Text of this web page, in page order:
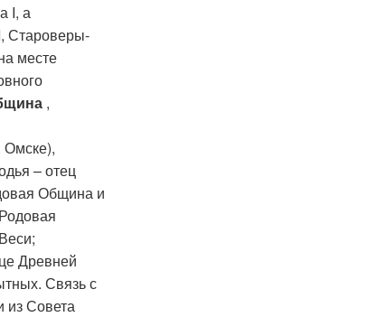
I, а
Староверы-
месте
,
Омске),
– отец
Община и
Древней
Связь с
Совета